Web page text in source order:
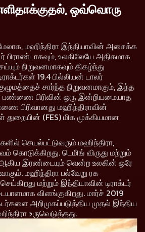
ஒவ்வொரு
மஹிந்திரா இந்தியாவின் அசைக்க
பிராண்டாகவும், உலகிலேயே அதிகமாக
நிறுவனமாகவும் திகழ்ந்து
19.4 பில்லியன் டாலர்
சார்ந்த நிறுவனமாகும், இந்த
பண்ணை பிரிவின் ஒரு இன்றியமையாத
பிரிவானது மஹிந்திராவின்
(FES) மிக முக்கியமான
செயல்பட்டுவரும் மஹிந்திரா,
கொடுக்கிறது. டெமிங் விருது மற்றும்
இரண்டையும் வென்ற உலகின் ஒரே
மஹிந்திரா பல்வேறு ரக
மற்றும் இந்தியாவின் டிராக்டர்
விளங்குகிறது. மார்ச் 2019
அறிமுகப்படுத்திய முதல் இந்திய
உருவெடுத்தது.